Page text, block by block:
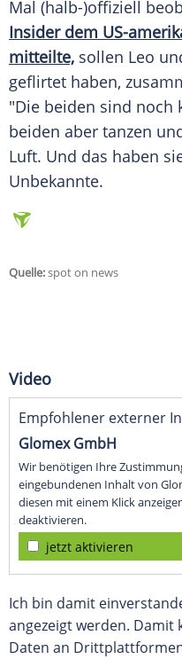
Mal (halb-)offiziell
Insider dem US-
mitteilte, sollen Leo
geflirtet haben,
"Die beiden sind noch
beiden aber tanzen
Luft. Und das haben
Unbekannte.
Quelle:spot on news
Video
Empfohlener externer
Glomex GmbH
Wir benötigen Ihre
eingebundenen Inhalt von
diesen mit einem Klick
deaktivieren.
jetzt aktivieren
Ich bin damit
angezeigt werden. Damit
Daten an